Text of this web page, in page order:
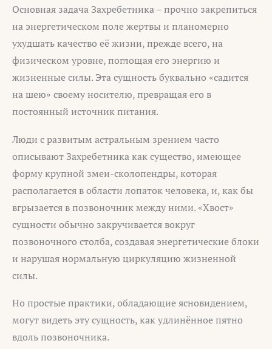
Основная задача Захребетника – прочно закрепиться
на энергетическом поле жертвы и планомерно
ухудшать качество её жизни, прежде всего, на
физическом уровне, поглощая его энергию и
жизненные силы. Эта сущность буквально «садится
на шею» своему носителю, превращая его в
постоянный источник питания.
Люди с развитым астральным зрением часто
описывают Захребетника как существо, имеющее
форму крупной змеи-сколопендры, которая
располагается в области лопаток человека, и, как бы
вгрызается в позвоночник между ними. «Хвост»
сущности обычно закручивается вокруг
позвоночного столба, создавая энергетические блоки
и нарушая нормальную циркуляцию жизненной
силы.
Но простые практики, обладающие ясновидением,
могут видеть эту сущность, как удлинённое пятно
вдоль позвоночника.